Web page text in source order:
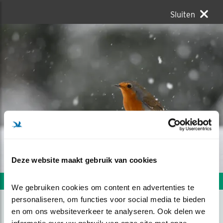
Deze website maakt gebruik van cookies
We gebruiken cookies om content en advertenties te
personaliseren, om functies voor social media te bieden
en om ons websiteverkeer te analyseren. Ook delen we
Sluiten